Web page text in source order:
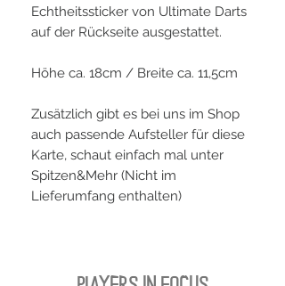
Echtheitssticker von Ultimate Darts
auf der Rückseite ausgestattet.
Höhe ca. 18cm / Breite ca. 11,5cm
Zusätzlich gibt es bei uns im Shop
auch passende Aufsteller für diese
Karte, schaut einfach mal unter
Spitzen&Mehr (Nicht im
Lieferumfang enthalten)